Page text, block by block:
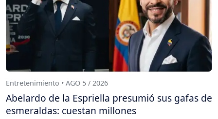
Entretenimiento • AGO 5 / 2026
Abelardo de la Espriella presumió sus gafas de
esmeraldas: cuestan millones